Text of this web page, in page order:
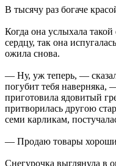
В тысячу раз богаче
Когда она услыхала
сердцу, так она
ожила снова.
— Ну, уж теперь, —
погубит тебя наверняка,
приготовила ядовитый
притворилась другою
семи карликам,
— Продаю товары
Снегурочка выглянула в